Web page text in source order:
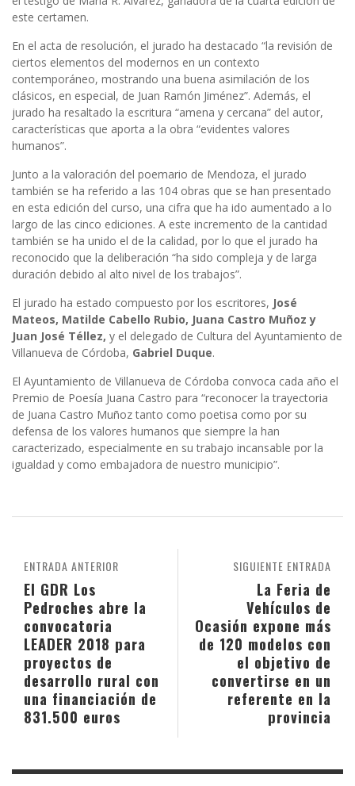
este certamen.
En el acta de resolución, el jurado ha destacado “la revisión de
ciertos elementos del modernos en un contexto
contemporáneo, mostrando una buena asimilación de los
clásicos, en especial, de Juan Ramón Jiménez”. Además, el
jurado ha resaltado la escritura “amena y cercana” del autor,
características que aporta a la obra “evidentes valores
humanos”.
Junto a la valoración del poemario de Mendoza, el jurado
también se ha referido a las 104 obras que se han presentado
en esta edición del curso, una cifra que ha ido aumentado a lo
largo de las cinco ediciones. A este incremento de la cantidad
también se ha unido el de la calidad, por lo que el jurado ha
reconocido que la deliberación “ha sido compleja y de larga
duración debido al alto nivel de los trabajos”.
El jurado ha estado compuesto por los escritores, José
Mateos, Matilde Cabello Rubio, Juana Castro Muñoz y
Juan José Téllez, y el delegado de Cultura del Ayuntamiento de
Villanueva de Córdoba, Gabriel Duque.
El Ayuntamiento de Villanueva de Córdoba convoca cada año el
Premio de Poesía Juana Castro para “reconocer la trayectoria
de Juana Castro Muñoz tanto como poetisa como por su
defensa de los valores humanos que siempre la han
caracterizado, especialmente en su trabajo incansable por la
igualdad y como embajadora de nuestro municipio”.
SIGUIENTE ENTRADA
La Feria de
Vehículos de
Ocasión expone más
de 120 modelos con
el objetivo de
convertirse en un
referente en la
provincia
ENTRADA ANTERIOR
El GDR Los
Pedroches abre la
convocatoria
LEADER 2018 para
proyectos de
desarrollo rural con
una financiación de
831.500 euros